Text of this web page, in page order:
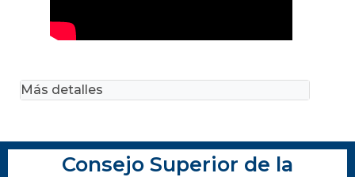
Más detalles
Consejo Superior de la